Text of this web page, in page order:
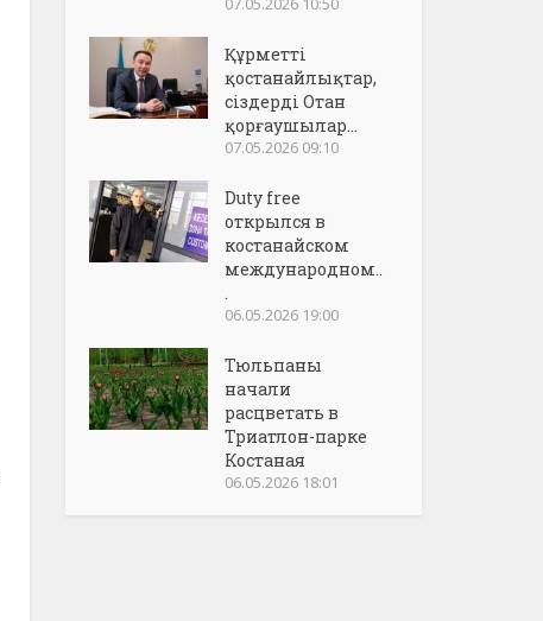
Құрметті
қостанайлықтар,
сіздерді Отан
қорғаушылар...
07.05.2026 09:10
Duty free
открылся в
костанайском
международном..
.
06.05.2026 19:00
Тюльпаны
начали
расцветать в
Триатлон-парке
Костаная
06.05.2026 18:01